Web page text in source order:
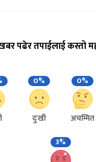
पढेर तपाईलाई कस्तो
0%
दुःखी
0%
अचम्मित
3%